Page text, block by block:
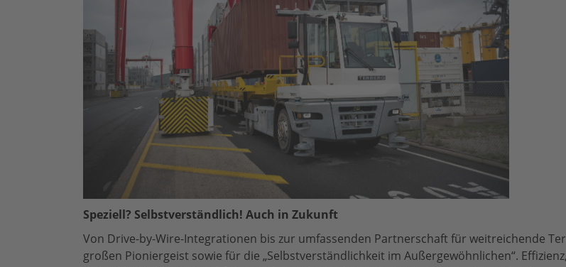
Speziell? Selbstverständlich! Auch in Zukunft
Von Drive-by-Wire-Integrationen bis zur umfassenden Partnerschaft für weitreichende
großen Pioniergeist sowie für die „Selbstverständlichkeit im Außergewöhnlichen“.